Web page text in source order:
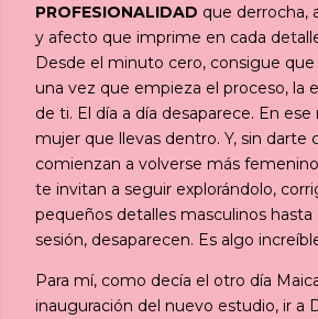
PROFESIONALIDAD que derrocha,
y afecto que imprime en cada
Desde el minuto cero, consigue que
una vez que empieza el proceso, la
de ti. El día a día desaparece. En
mujer que llevas dentro. Y, sin darte
comienzan a volverse más
te invitan a seguir explorándolo,
pequeños detalles masculinos hasta
sesión, desaparecen. Es algo
Para mí, como decía el otro día
inauguración del nuevo estudio, ir a